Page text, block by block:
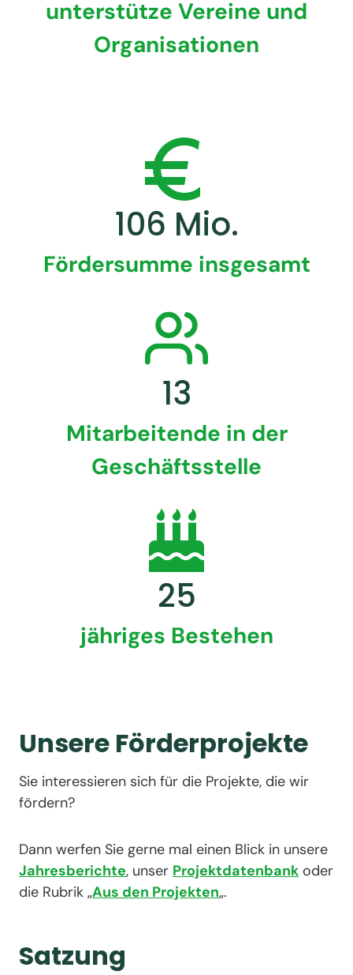
unterstütze Vereine und
Organisationen
106 Mio.
Fördersumme insgesamt
13
Mitarbeitende in der
Geschäftsstelle
25
jähriges Bestehen
Unsere Förderprojekte
Sie interessieren sich für die Projekte, die wir
fördern?
Dann werfen Sie gerne mal einen Blick in unsere
Jahresberichte, unser Projektdatenbank oder
die Rubrik „Aus den Projekten„.
Satzung